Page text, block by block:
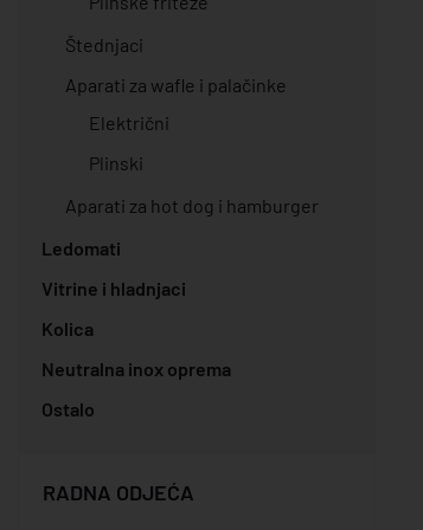
Štednjaci
Aparati za wafle i palačinke
Električni
Plinski
Aparati za hot dog i hamburger
Ledomati
Vitrine i hladnjaci
Kolica
Neutralna inox oprema
Ostalo
RADNA ODJEĆA